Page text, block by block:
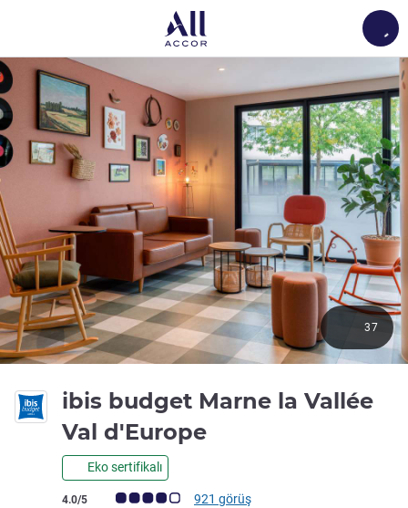
ibis budget Marne la Vallée
Val d'Europe
Eko sertifikalı
Avis müşterileri puanı (ALL Puanlama)
4.0/5 921 görüş
37